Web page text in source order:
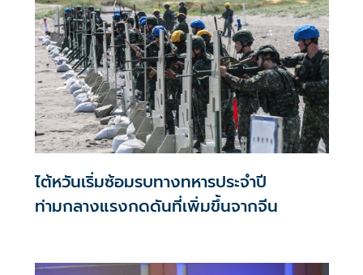
ไต้หวันเริ่มซ้อมรบทางทหารประจำปี
ท่ามกลางแรงกดดันที่เพิ่มขึ้นจากจีน